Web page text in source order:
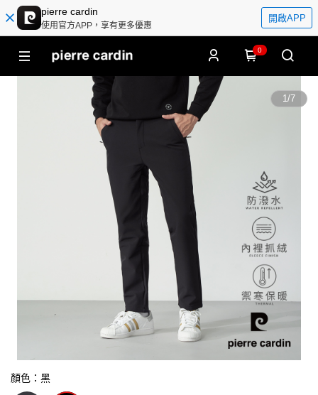
pierre cardin
使用官方APP，享有更多優惠
開啟APP
0
1/7
顏色：黑